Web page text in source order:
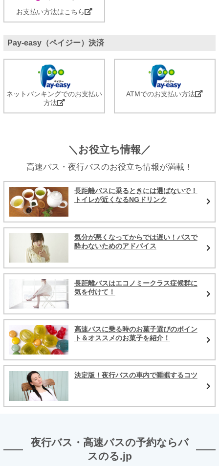
お支払い方法はこちら
Pay-easy（ペイジー）決済
ネットバンキングでのお支払い
方法
ATMでのお支払い方法
＼お役立ち情報／
高速バス・夜行バスのお役立ち情報が満載！
長距離バスに乗るときには選ばないで！
トイレが近くなるNGドリンク
気分が悪くなってからでは遅い！バスで
酔わないためのアドバイス
長距離バスはエコノミークラス症候群に
気を付けて！
高速バスに乗る時のお菓子選びのポイン
ト＆オススメのお菓子を紹介！
決定版！夜行バスの車内で睡眠するコツ
夜行バス・高速バスの予約ならバ
スのる.jp